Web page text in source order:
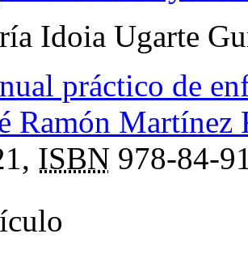
Idoia Ugarte
práctico de
Ramón Martínez
ISBN 978-84-